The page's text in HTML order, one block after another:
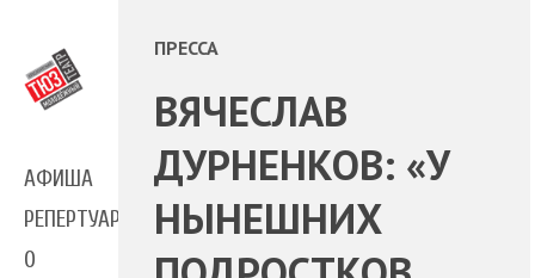
АФИША
РЕПЕРТУАР
О
ПРЕССА
ВЯЧЕСЛАВ
ДУРНЕНКОВ: «У
НЫНЕШНИХ